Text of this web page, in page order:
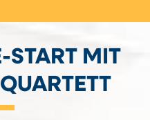
START MIT